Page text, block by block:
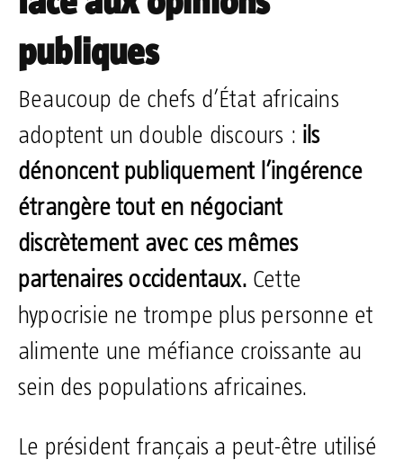
publiques
Beaucoup de chefs d’État africains
adoptent un double discours : ils
dénoncent publiquement l’ingérence
étrangère tout en négociant
discrètement avec ces mêmes
partenaires occidentaux. Cette
hypocrisie ne trompe plus personne et
alimente une méfiance croissante au
sein des populations africaines.
Le président français a peut-être utilisé